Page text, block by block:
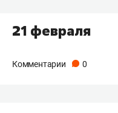
21 февраля
Комментарии 0